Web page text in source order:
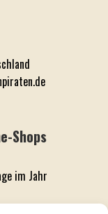
Shops
im Jahr